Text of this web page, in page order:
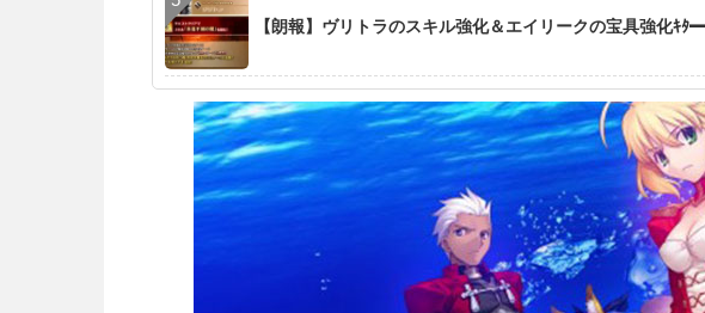
【朗報】ヴリトラのスキル強化＆エイリークの宝具強